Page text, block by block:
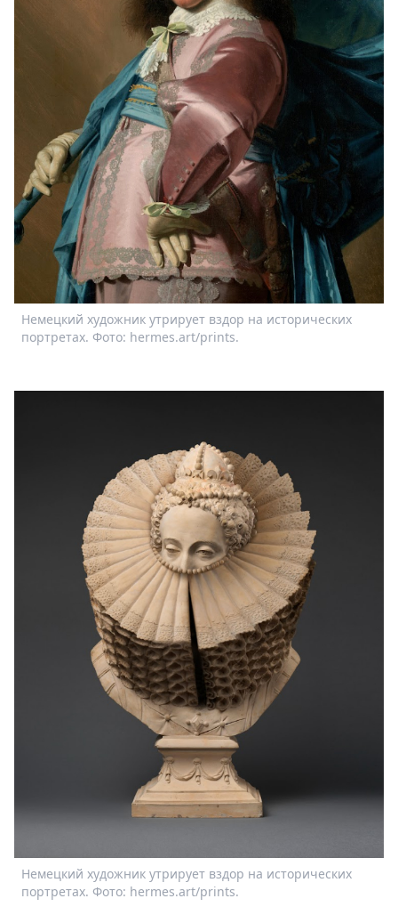
Немецкий художник утрирует вздор на исторических
портретах. Фото: hermes.art/prints.
Немецкий художник утрирует вздор на исторических
портретах. Фото: hermes.art/prints.